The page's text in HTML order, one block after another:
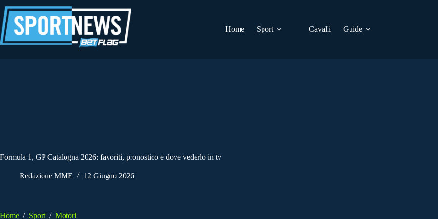
al
contenuto
Home
Sport Cavalli Guide
Formula 1, GP Catalogna 2026: favoriti, pronostico e dove vederlo in tv
Redazione MME 12 Giugno 2026
Home / Sport / Motori